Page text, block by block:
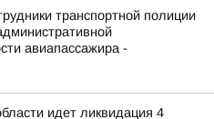
транспортной полиции
авиапассажира -
идет ликвидация 4